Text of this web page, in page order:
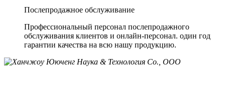
Послепродажное обслуживание
Профессиональный персонал послепродажного
обслуживания клиентов и онлайн-персонал. один год
гарантии качества на всю нашу продукцию.